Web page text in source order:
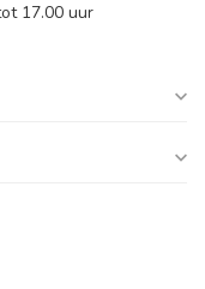
17.00 uur